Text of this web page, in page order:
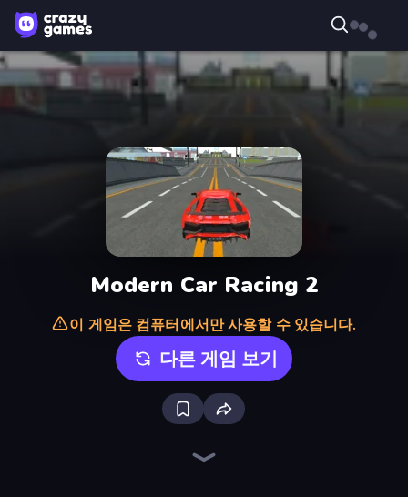
Modern Car Racing 2
이 게임은 컴퓨터에서만 사용할 수 있습니다.
다른 게임 보기